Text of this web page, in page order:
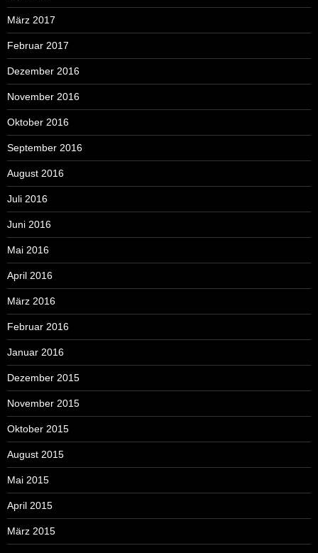
März 2017
Februar 2017
Dezember 2016
November 2016
Oktober 2016
September 2016
August 2016
Juli 2016
Juni 2016
Mai 2016
April 2016
März 2016
Februar 2016
Januar 2016
Dezember 2015
November 2015
Oktober 2015
August 2015
Mai 2015
April 2015
März 2015